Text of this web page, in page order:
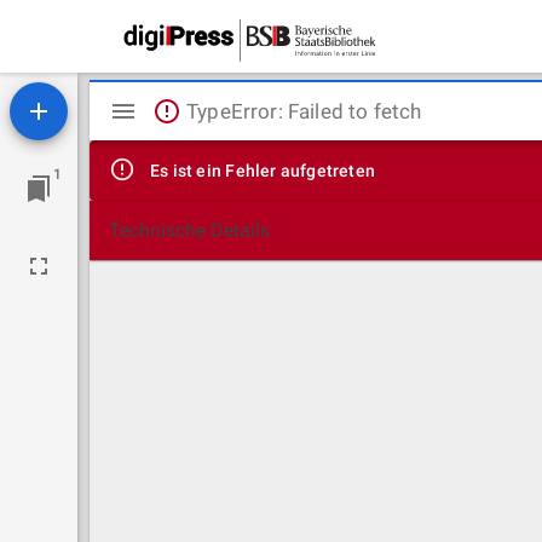
1
Mirador
Viewer
TypeError: Failed to fetch
Es ist ein Fehler aufgetreten
Technische Details